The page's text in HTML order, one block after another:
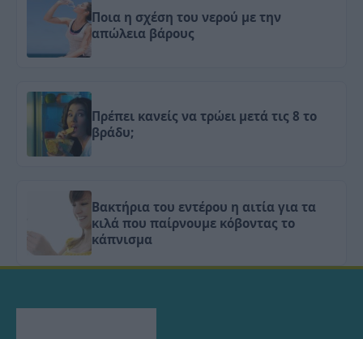
Ποια η σχέση του νερού με την
απώλεια βάρους
Πρέπει κανείς να τρώει μετά τις 8 το
βράδυ;
Βακτήρια του εντέρου η αιτία για τα
κιλά που παίρνουμε κόβοντας το
κάπνισμα